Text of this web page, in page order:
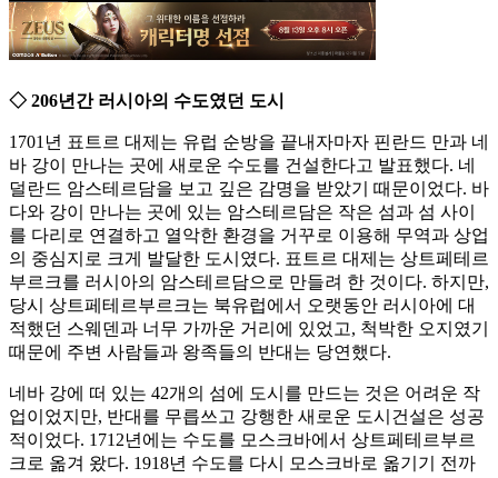
◇ 206년간 러시아의 수도였던 도시
1701년 표트르 대제는 유럽 순방을 끝내자마자 핀란드 만과 네
바 강이 만나는 곳에 새로운 수도를 건설한다고 발표했다. 네
덜란드 암스테르담을 보고 깊은 감명을 받았기 때문이었다. 바
다와 강이 만나는 곳에 있는 암스테르담은 작은 섬과 섬 사이
를 다리로 연결하고 열악한 환경을 거꾸로 이용해 무역과 상업
의 중심지로 크게 발달한 도시였다. 표트르 대제는 상트페테르
부르크를 러시아의 암스테르담으로 만들려 한 것이다. 하지만,
당시 상트페테르부르크는 북유럽에서 오랫동안 러시아에 대
적했던 스웨덴과 너무 가까운 거리에 있었고, 척박한 오지였기
때문에 주변 사람들과 왕족들의 반대는 당연했다.
네바 강에 떠 있는 42개의 섬에 도시를 만드는 것은 어려운 작
업이었지만, 반대를 무릅쓰고 강행한 새로운 도시건설은 성공
적이었다. 1712년에는 수도를 모스크바에서 상트페테르부르
크로 옮겨 왔다. 1918년 수도를 다시 모스크바로 옮기기 전까